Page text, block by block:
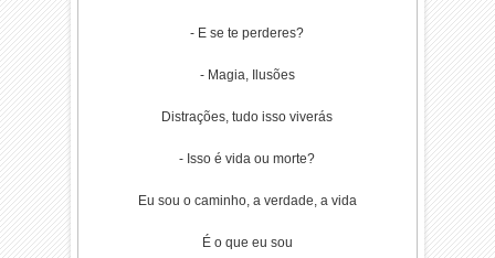
- E se te perderes?
- Magia, Ilusões
Distrações, tudo isso viverás
- Isso é vida ou morte?
Eu sou o caminho, a verdade, a vida
É o que eu sou